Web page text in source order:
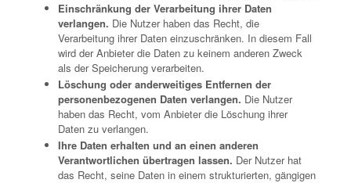
Einschränkung der Verarbeitung ihrer Daten
verlangen. Die Nutzer haben das Recht, die
Verarbeitung ihrer Daten einzuschränken. In diesem Fall
wird der Anbieter die Daten zu keinem anderen Zweck
als der Speicherung verarbeiten.
Löschung oder anderweitiges Entfernen der
personenbezogenen Daten verlangen. Die Nutzer
haben das Recht, vom Anbieter die Löschung ihrer
Daten zu verlangen.
Ihre Daten erhalten und an einen anderen
Verantwortlichen übertragen lassen. Der Nutzer hat
das Recht, seine Daten in einem strukturierten, gängigen